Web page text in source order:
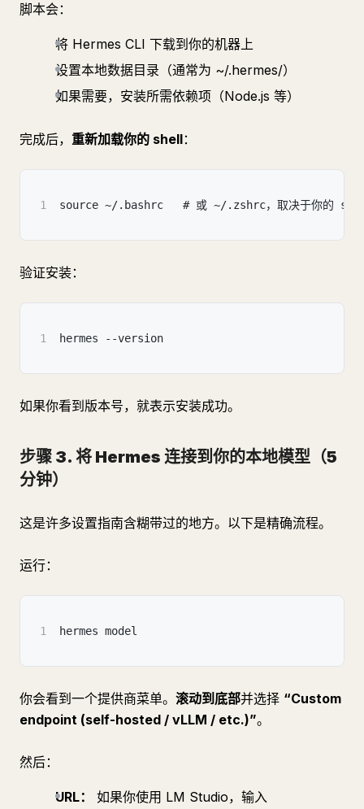
脚本会：
将 Hermes CLI 下载到你的机器上
设置本地数据目录（通常为 ~/.hermes/）
如果需要，安装所需依赖项（Node.js 等）
完成后， 重新加载你的 shell：
1 source ~/.bashrc   # 或 ~/.zshrc，取决于你的
验证安装：
1 hermes --version
如果你看到版本号，就表示安装成功。
步骤 3. 将 Hermes 连接到你的本地模型（5
分钟）
这是许多设置指南含糊带过的地方。以下是精确流程。
运行：
1 hermes model
你会看到一个提供商菜单。 滚动到底部并选择 “Custom
endpoint (self-hosted / vLLM / etc.)”。
然后：
URL：
如果你使用 LM Studio，输入